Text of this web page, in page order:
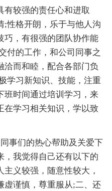
有较强的责任心和进取
;性格开朗，乐于与他人沟
巧，有很强的团队协作能
付的工作，和公司同事之
洽而和睦，配合各部门负
学习新知识、技能，注重
班时间通过培训学习，来
在学习相关知识，学以致
事们的热心帮助及关爱下
，我觉得自己还有以下的
义较强，随意性较大，
虚谨慎，尊重服从;二、还